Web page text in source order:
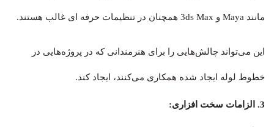
مانند Maya و 3ds Max همچنان در تنظیمات حرفه ای غالب هستند.
این می‌تواند چالش‌هایی را برای هنرمندانی که در پروژه‌هایی در
خطوط لوله ایجاد شده همکاری می‌کنند، ایجاد کند.
3. الزامات سخت افزاری: